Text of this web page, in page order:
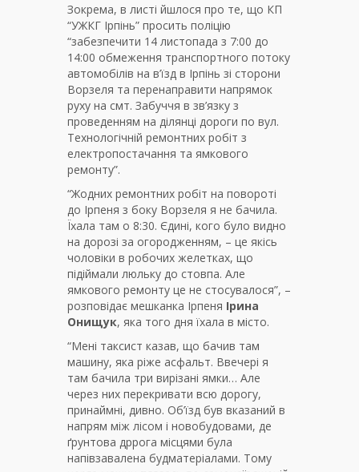
Зокрема, в листі йшлося про те, що КП
“УЖКГ Ірпінь” просить поліцію
“забезпечити 14 листопада з 7:00 до
14:00 обмеження транспортного потоку
автомобілів на в’їзд в Ірпінь зі сторони
Ворзеля та перенаправити напрямок
руху на смт. Забуччя в зв’язку з
проведенням на ділянці дороги по вул.
Технологічній ремонтних робіт з
електропостачання та ямкового
ремонту”.
“Жодних ремонтних робіт на повороті
до Ірпеня з боку Ворзеля я не бачила.
Їхала там о 8:30. Єдині, кого було видно
на дорозі за огородженням, – це якісь
чоловіки в робочих желетках, що
підіймали люльку до стовпа. Але
ямкового ремонту це не стосувалося”, –
розповідає мешканка Ірпеня Ірина
Онищук, яка того дня їхала в місто.
“Мені таксист казав, що бачив там
машину, яка ріже асфальт. Ввечері я
там бачила три вирізані ямки… Але
через них перекривати всю дорогу,
принаймні, дивно. Об’їзд був вказаний в
напрям між лісом і новобудовами, де
ґрунтова дррога місцями була
напівзавалена будматеріалами. Тому